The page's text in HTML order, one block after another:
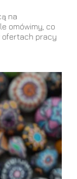
na
omówimy, co
ofertach pracy